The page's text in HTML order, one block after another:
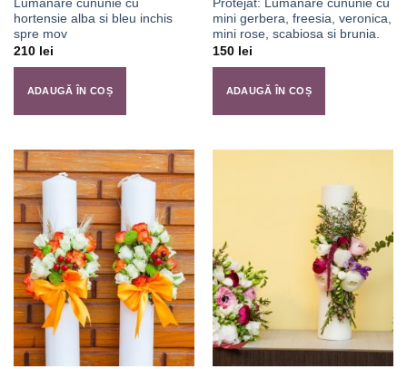
Lumanare cununie cu
hortensie alba si bleu inchis
spre mov
210 lei
ADAUGĂ ÎN COȘ
Protejat: Lumanare cununie cu
mini gerbera, freesia, veronica,
mini rose, scabiosa si brunia.
150 lei
ADAUGĂ ÎN COȘ